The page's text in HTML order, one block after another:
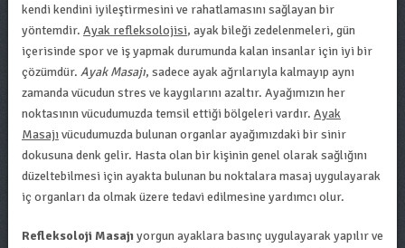
kendi kendini iyileştirmesini ve rahatlamasını sağlayan bir
yöntemdir. Ayak refleksolojisi, ayak bileği zedelenmeleri, gün
içerisinde spor ve iş yapmak durumunda kalan insanlar için iyi bir
çözümdür. Ayak Masajı, sadece ayak ağrılarıyla kalmayıp aynı
zamanda vücudun stres ve kaygılarını azaltır. Ayağımızın her
noktasının vücudumuzda temsil ettiği bölgeleri vardır. Ayak
Masajı vücudumuzda bulunan organlar ayağımızdaki bir sinir
dokusuna denk gelir. Hasta olan bir kişinin genel olarak sağlığını
düzeltebilmesi için ayakta bulunan bu noktalara masaj uygulayarak
iç organları da olmak üzere tedavi edilmesine yardımcı olur.
Refleksoloji Masajıyorgun ayaklara basınç uygulayarak yapılır ve